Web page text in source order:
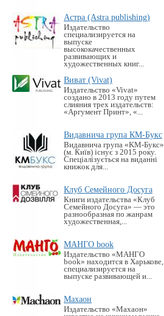
Астра (Astra publishing)
Издательство
специализируется на
выпуске
высококачественных
развивающих и
художественных книг...
Виват (Vivat)
Издательство «Vivat»
создано в 2013 году путем
слияния трех издательств:
«Аргумент Принт», «...
Видавнича група КМ-Букс
Видавнича група «KM-Букс»
(м. Київ) існує з 2015 року.
Спеціалізується на виданні
книжок для...
Клуб Семейного Досуга
Книги издательства «Клуб
Семейного Досуга» — это
разнообразная по жанрам
художественная,...
МАНГО book
Издательство «MАНГО
book» находится в Харькове,
специализируется на
выпуске развивающей и...
Махаон
Издательство «Махаон»